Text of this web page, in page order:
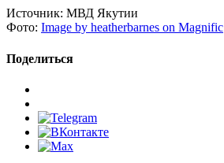
Источник: МВД Якутии
Фото: Image by heatherbarnes on Magnific
Поделиться